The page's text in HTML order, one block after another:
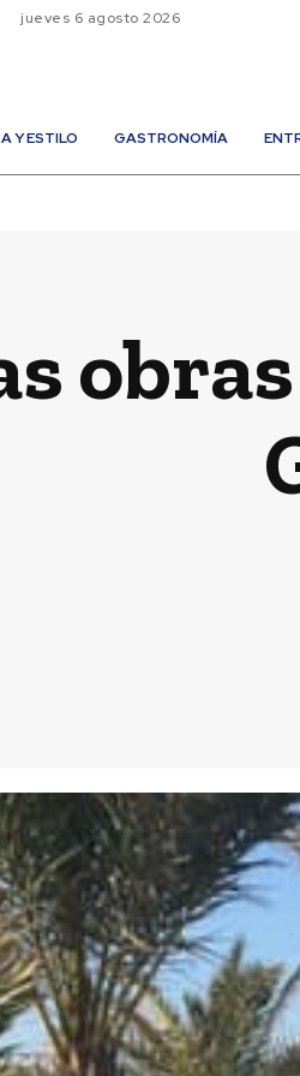
jueves 6 agosto 2026
Y ESTILO GASTRONOMÍA